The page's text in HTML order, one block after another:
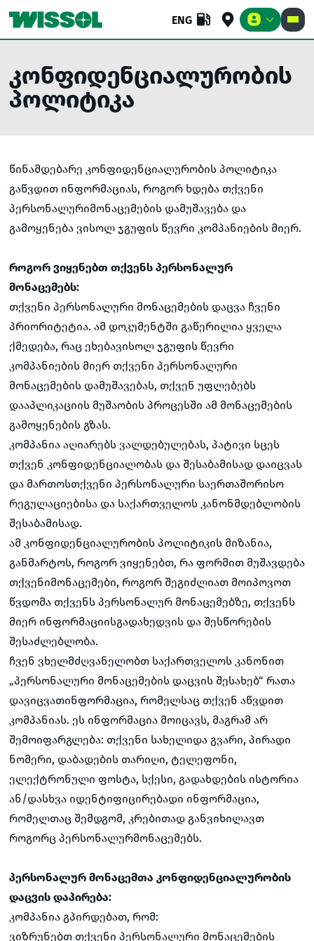
ᲑᲘᲖᲜᲔᲡᲘ ᲡᲐᲪᲐᲚᲝ
ENG
კონფიდენციალურობის
პოლიტიკა
წინამდებარე კონფიდენციალურობის პოლიტიკა
გაწვდით ინფორმაციას, როგორ ხდება თქვენი
პერსონალურიმონაცემების დამუშავება და
გამოყენება ვისოლ ჯგუფის წევრი კომპანიების მიერ.
როგორ ვიყენებთ თქვენს პერსონალურ
მონაცემებს:
თქვენი პერსონალური მონაცემების დაცვა ჩვენი
პრიორიტეტია. ამ დოკუმენტში გაწერილია ყველა
ქმედება, რაც ეხებავისოლ ჯგუფის წევრი
კომპანიების მიერ თქვენი პერსონალური
მონაცემების დამუშავებას, თქვენ უფლებებს
დააპლიკაციის მუშაობის პროცესში ამ მონაცემების
გამოყენების გზას.
კომპანია აღიარებს ვალდებულებას, პატივი სცეს
თქვენ კონფიდენციალობას და შესაბამისად დაიცვას
და მართოსთქვენი პერსონალური საერთაშორისო
რეგულაციებისა და საქართველოს კანონმდებლობის
შესაბამისად.
ამ კონფიდენციალურობის პოლიტიკის მიზანია,
განმარტოს, როგორ ვიყენებთ, რა ფორმით მუშავდება
თქვენიმონაცემები, როგორ შეგიძლიათ მოიპოვოთ
წვდომა თქვენს პერსონალურ მონაცემებზე, თქვენს
მიერ ინფორმაციისგადახედვის და შესწორების
შესაძლებლობა.
ჩვენ ვხელმძღვანელობთ საქართველოს კანონით
„პერსონალური მონაცემების დაცვის შესახებ“ რათა
დავიცვათინფორმაცია, რომელსაც თქვენ აწვდით
კომპანიას. ეს ინფორმაცია მოიცავს, მაგრამ არ
შემოიფარგლება: თქვენი სახელიდა გვარი, პირადი
ნომერი, დაბადების თარიღი, ტელეფონი,
ელექტრონული ფოსტა, სქესი, გადახდების ისტორია
ან/დასხვა იდენტიფიცირებადი ინფორმაცია,
რომელთაც შემდგომ, კრებითად განვიხილავთ
როგორც პერსონალურმონაცემებს.
პერსონალურ მონაცემთა კონფიდენციალურობის
დაცვის დაპირება:
კომპანია გპირდებათ, რომ:
ვიზრუნებთ თქვენი პერსონალური მონაცემების